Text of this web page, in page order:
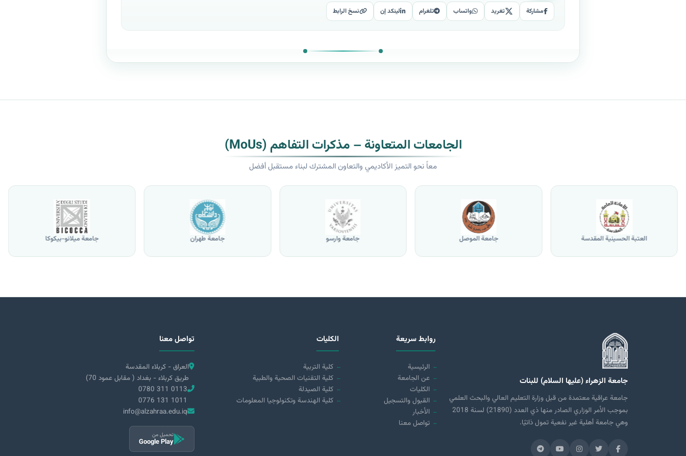
مشاركة تغريد واتساب تلغرام لينكد إن نسخ الرابط
الجامعات المتعاونة – مذكرات التفاهم (MoUs)
معاً نحو التميز الأكاديمي والتعاون المشترك لبناء مستقبل أفضل
العتبة الحسينية المقدسة جامعة الموصل جامعة وارسو جامعة طهران جامعة ميلانو-بيكوكا
جامعة الزهراء (عليها السلام) للبنات
جامعة عراقية معتمدة من قبل وزارة التعليم العالي والبحث العلمي
بموجب الأمر الوزاري الصادر منها ذي العدد (21890) لسنة 2018
وهي جامعة أهلية غير نفعية تمول ذاتيًا.
روابط سريعة
الرئيسية
عن الجامعة
الكليات
القبول والتسجيل
الأخبار
تواصل معنا
الكليات
كلية التربية
كلية التقنيات الصحية والطبية
كلية الصيدلة
كلية الهندسة وتكنولوجيا المعلومات
تواصل معنا
العراق - كربلاء المقدسة
طريق كربلاء - بغداد ( مقابل عمود 70)
0780 311 0113
0776 131 1011
info@alzahraa.edu.iq
تحميل من
Google Play